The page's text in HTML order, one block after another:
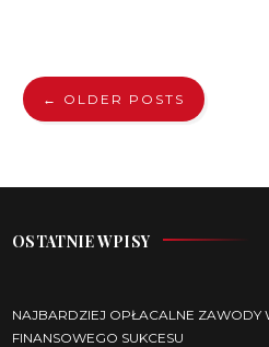
← OLDER POSTS
OSTATNIE WPISY
NAJBARDZIEJ OPŁACALNE ZAWODY
FINANSOWEGO SUKCESU